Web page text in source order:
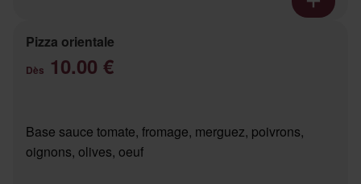
Pizza orientale
Dès 10.00 €
Base sauce tomate, fromage, merguez, poivrons,
oignons, olives, oeuf